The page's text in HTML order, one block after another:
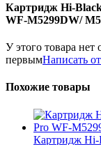
Картридж Hi-
WF-M5299DW/
У этого товара
первымНаписать
Похожие товары
Картридж Hi-